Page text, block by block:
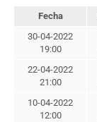
Fecha
30-04-2022
19:00
22-04-2022
21:00
10-04-2022
12:00